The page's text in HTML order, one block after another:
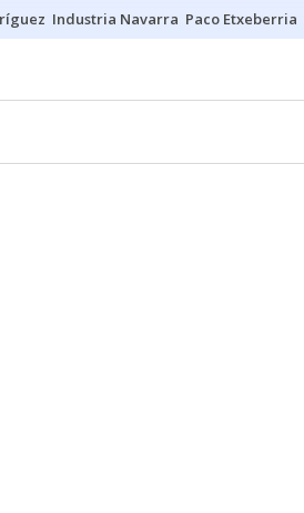
Industria Navarra Paco Etxeberria